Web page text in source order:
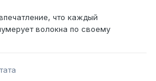
что каждый
волокна по своему